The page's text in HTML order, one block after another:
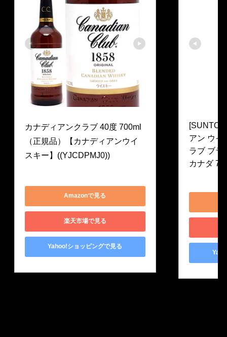
カナディアンクラブ 40度 700ml
（正規品）【カナディアンウイ
スキー】((YJCDPMJ0))
Amazonで見る
楽天市場で見る
Yahoo!ショッピングで見る
アン ウイ
ラブ ブラ
カナダ